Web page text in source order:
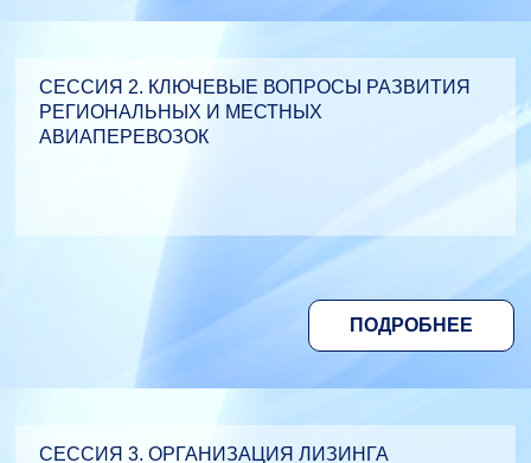
СЕССИЯ 2. КЛЮЧЕВЫЕ ВОПРОСЫ РАЗВИТИЯ
РЕГИОНАЛЬНЫХ И МЕСТНЫХ
АВИАПЕРЕВОЗОК
ПОДРОБНЕЕ
СЕССИЯ 3. ОРГАНИЗАЦИЯ ЛИЗИНГА